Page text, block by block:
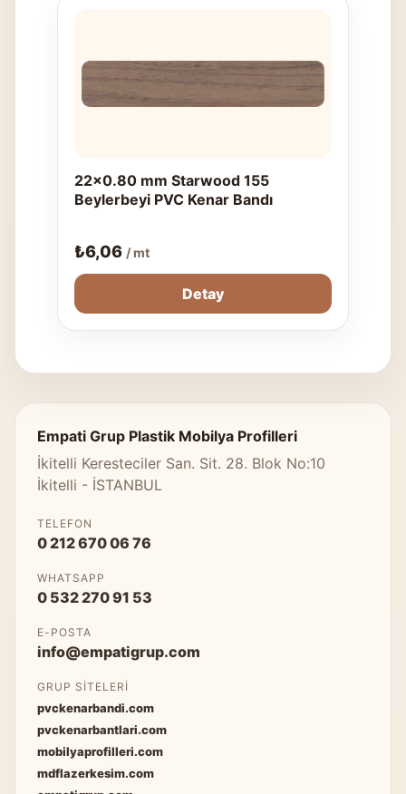
22x0.80 mm Starwood 155
Beylerbeyi PVC Kenar Bandı
₺6,06 / mt
Detay
Empati Grup Plastik Mobilya Profilleri
İkitelli Keresteciler San. Sit. 28. Blok No:10
İkitelli - İSTANBUL
TELEFON
0 212 670 06 76
WHATSAPP
0 532 270 91 53
E-POSTA
info@empatigrup.com
GRUP SITELERI
pvckenarbandi.com
pvckenarbantlari.com
mobilyaprofilleri.com
mdflazerkesim.com